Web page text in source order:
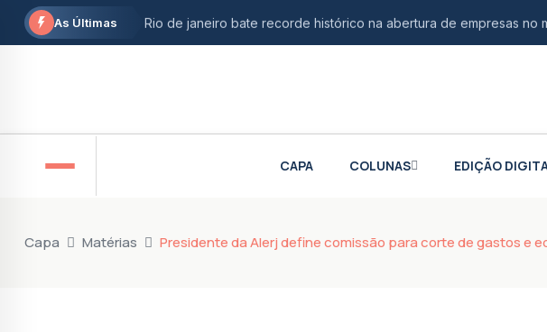
As Últimas Rio de janeiro bate recorde histórico na abertura de empresas no
Aumento de etanol na gasolina divide opiniões sobre impacto em
Douglas Ruas propõe monitoramento intensivo de agressores de
Vereador Sandro Lelis recebe Eduardo Paes em grande ato
CAPA COLUNAS EDIÇÃO
Capa Matérias Presidente da Alerj define comissão para corte de gastos e